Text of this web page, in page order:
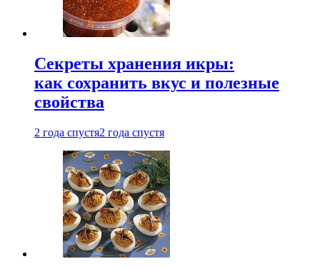
Секреты хранения икры:
как сохранить вкус и полезные
свойства
2 года спустя2 года спустя